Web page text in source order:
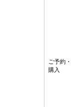
ご予約
購入